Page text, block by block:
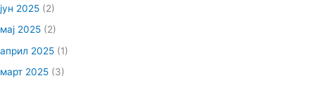
јун 2025 (2)
мај 2025 (2)
април 2025 (1)
март 2025 (3)